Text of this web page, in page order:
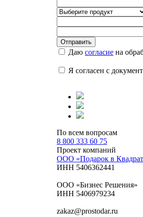
Отправить
Даю cогласие на
Я согласен с
По всем вопросам
8 800 333 60 75
Проект компаний
ООО «Подарок в
ИНН 5406362441
ООО «Бизнес Решения»
ИНН 5406979234
zakaz@prostodar.ru